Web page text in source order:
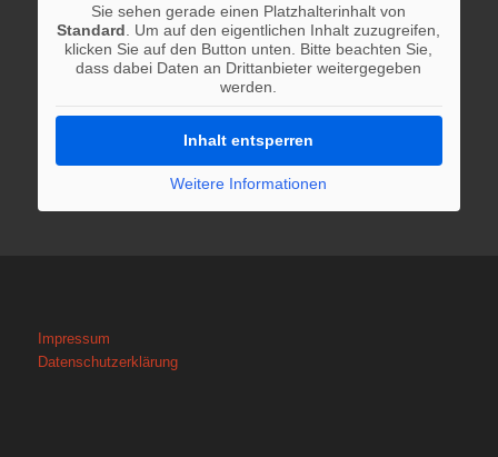
Sie sehen gerade einen Platzhalterinhalt von
Standard . Um auf den eigentlichen Inhalt zuzugreifen,
klicken Sie auf den Button unten. Bitte beachten Sie,
dass dabei Daten an Drittanbieter weitergegeben
werden.
Inhalt entsperren
Weitere Informationen
Impressum
Datenschutzerklärung